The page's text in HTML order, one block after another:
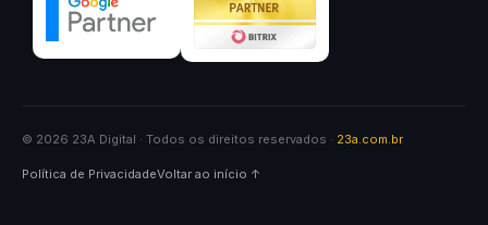
© 2026 23A Digital · Todos os direitos reservados · 23a.com.br
Política de PrivacidadeVoltar ao início ↑